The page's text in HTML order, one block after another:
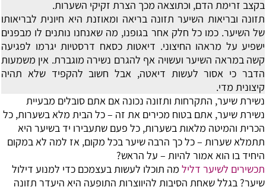
בקצב זרימת הדם, וכתוצאה מכך הצרת זקיקי השערות.
תזונה ובריאות השיער תזונה בריאה ומאוזנת היא חיונית לבריאותו
של השיער. כמו כל חלק אחר בגופנו, מה שאנחנו נותנים לו מבפנים
ישפיע על מראהו החיצוני. דיאטות כסאח דרסטיות יגרמו לפגיעה
קשה במראה השיער ועשויה אף להגרם נשירה מוגברת. אין משמעות
הדבר כי אסור לעשות דיאטה, אבל חשוב להקפיד שלא תהיה
קיצונית מדי.
נשירת שיער, התקרחות ותזונה נכונה אם אתם סובלים מבעיית
נשירת שיער, אתם בטוח מכירים את זה – כל הבית מלא בשערות, כל
הכרית והמיטה מלאות בשערות, כל פעם שתעבירו יד בשיער היא
תתמלא שערות – כל כך הרבה שיער בכל מקום, אז למה לא במקום
היחיד בו הוא אמור להיות – על הראש?
תכשירים לשיער דליל מה תוכלו לעשות בעצמכם כדי למנוע דילול
שיער? בגלל שאחת הסיבות להיווצרות התופעה היא היעדר תזונה